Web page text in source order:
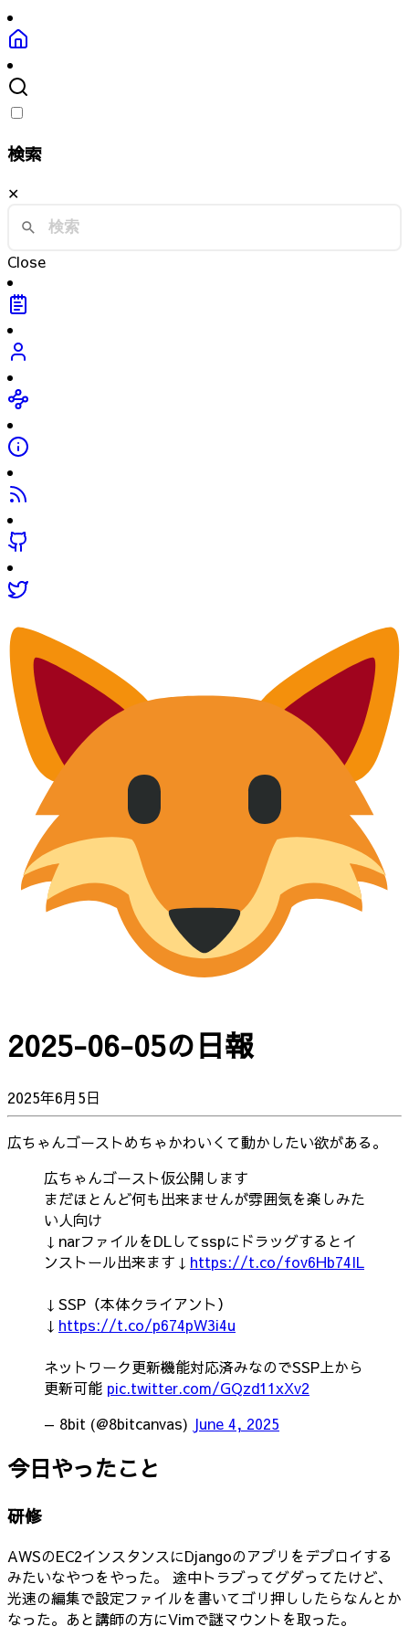
検索
✕
Close
2025-06-05の日報
2025年6月5日
広ちゃんゴーストめちゃかわいくて動かしたい欲がある。
広ちゃんゴースト仮公開します
まだほとんど何も出来ませんが雰囲気を楽しみた
い人向け
↓narファイルをDLしてsspにドラッグするとイ
ンストール出来ます↓ https://t.co/fov6Hb74IL
↓SSP（本体クライアント）
↓ https://t.co/p674pW3i4u
ネットワーク更新機能対応済みなのでSSP上から
更新可能 pic.twitter.com/GQzd11xXv2
— 8bit (@8bitcanvas) June 4, 2025
今日やったこと
研修
AWSのEC2インスタンスにDjangoのアプリをデプロイする
みたいなやつをやった。 途中トラブってグダってたけど、
光速の編集で設定ファイルを書いてゴリ押ししたらなんとか
なった。あと講師の方にVimで謎マウントを取った。